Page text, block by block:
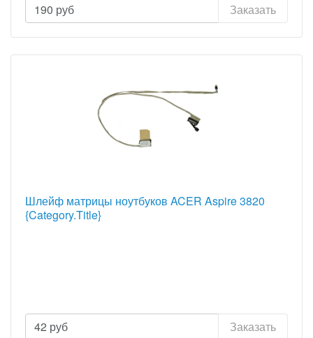
190 руб Заказать
Шлейф матрицы ноутбуков ACER Aspire 3820
{Category.Title}
42 руб Заказать